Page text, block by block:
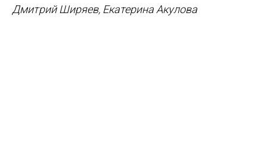
Дмитрий Ширяев, Екатерина Акулова